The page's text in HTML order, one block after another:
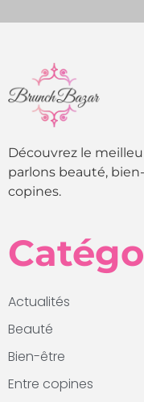
Découvrez le
parlons beauté,
copines.
Actualités
Beauté
Bien-être
Entre copines